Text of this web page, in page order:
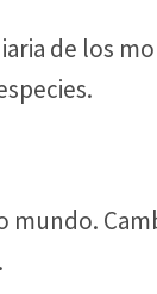
de los